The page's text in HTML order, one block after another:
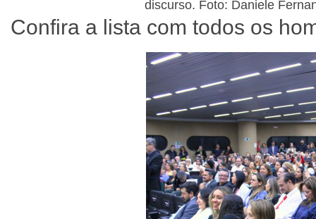
discurso. Foto: Daniele
Confira a lista com todos os